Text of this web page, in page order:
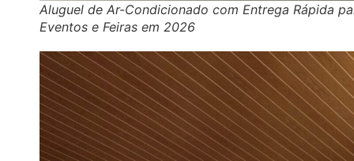
Aluguel de Ar-Condicionado com Entrega Rápida
Eventos e Feiras em 2026